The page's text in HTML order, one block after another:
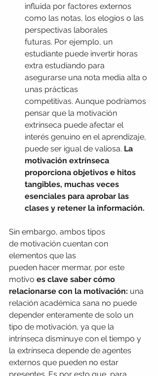
influida por factores externos
como las notas, los elogios o las
perspectivas laborales
futuras. Por ejemplo, un
estudiante puede invertir horas
extra estudiando para
asegurarse una nota media alta o
unas prácticas
competitivas. Aunque podríamos
pensar que la motivación
extrínseca puede afectar el
interés genuino en el aprendizaje,
puede ser igual de valiosa. La
motivación extrínseca
proporciona objetivos e hitos
tangibles, muchas veces
esenciales para aprobar las
clases y retener la información.
Sin embargo, ambos tipos
de motivación cuentan con
elementos que las
pueden hacer mermar, por este
motivo es clave saber cómo
relacionarse con la motivación: una
relación académica sana no puede
depender enteramente de solo un
tipo de motivación, ya que la
intrínseca disminuye con el tiempo y
la extrínseca depende de agentes
externos que pueden no estar